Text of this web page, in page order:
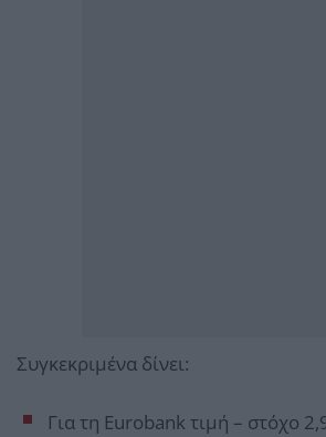
Συγκεκριμένα δίνει:
Για τη Eurobank τιμή – στόχο